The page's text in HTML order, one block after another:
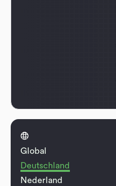

Global
Deutschland
Nederland